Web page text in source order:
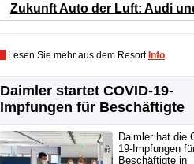
Zukunft Auto der Luft: Audi
Lesen Sie mehr aus dem Resort Info
Daimler startet COVID-19-
Impfungen für Beschäftigte
Daimler hat die
19-Impfungen
Beschäftigte in